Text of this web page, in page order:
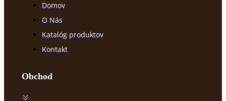
Domov
O Nás
Katalóg produktov
Kontakt
Obchod